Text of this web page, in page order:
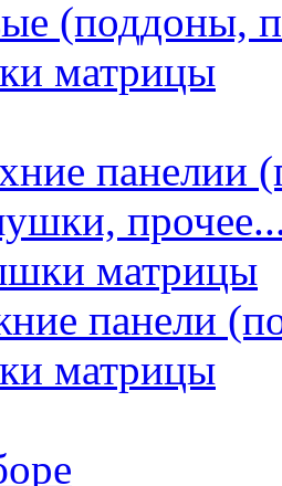
(поддоны,
матрицы
панелии
матрицы
панели
матрицы